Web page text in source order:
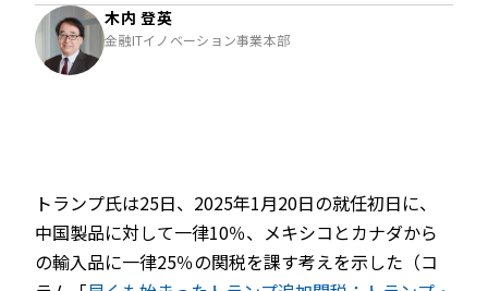
木内 登英
金融ITイノベーション事業本部
トランプ氏は25日、2025年1月20日の就任初日に、
中国製品に対して一律10％、メキシコとカナダから
の輸入品に一律25％の関税を課す考えを示した（コ